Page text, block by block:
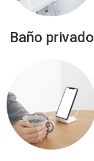
Baño privado